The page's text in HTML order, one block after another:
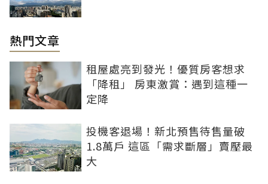
熱門文章
租屋處亮到發光！優質房客想求
「降租」 房東激賞：遇到這種一
定降
投機客退場！新北預售待售量破
1.8萬戶 這區「需求斷層」賣壓最
大